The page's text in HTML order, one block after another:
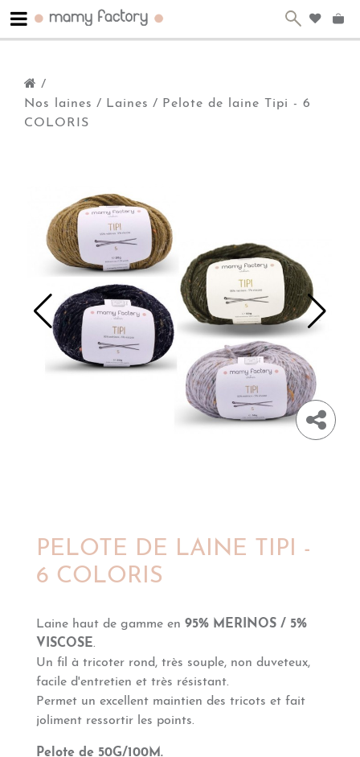
/
Nos laines / Laines / Pelote de laine Tipi - 6
COLORIS
PELOTE DE LAINE TIPI -
6 COLORIS
Laine haut de gamme en 95% MERINOS / 5%
VISCOSE.
Un fil à tricoter rond, très souple, non duveteux,
facile d'entretien et très résistant.
Permet un excellent maintien des tricots et fait
joliment ressortir les points.
Pelote de 50G/100M.